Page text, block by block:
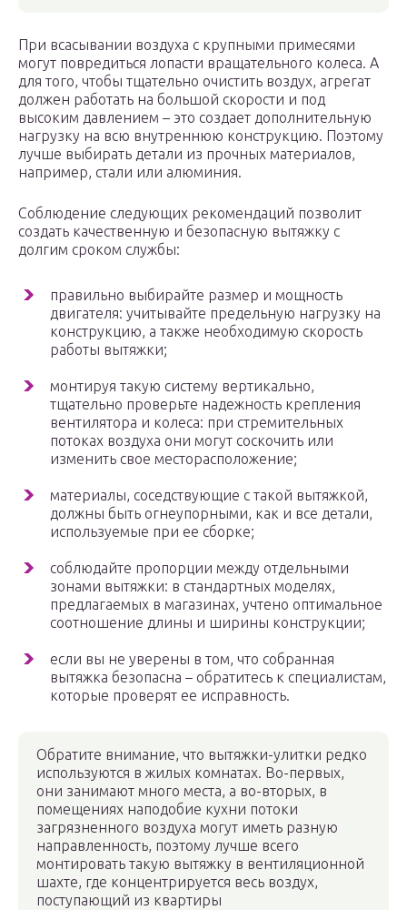
При всасывании воздуха с крупными примесями
могут повредиться лопасти вращательного колеса. А
для того, чтобы тщательно очистить воздух, агрегат
должен работать на большой скорости и под
высоким давлением – это создает дополнительную
нагрузку на всю внутреннюю конструкцию. Поэтому
лучше выбирать детали из прочных материалов,
например, стали или алюминия.
Соблюдение следующих рекомендаций позволит
создать качественную и безопасную вытяжку с
долгим сроком службы:
правильно выбирайте размер и мощность
двигателя: учитывайте предельную нагрузку на
конструкцию, а также необходимую скорость
работы вытяжки;
монтируя такую систему вертикально,
тщательно проверьте надежность крепления
вентилятора и колеса: при стремительных
потоках воздуха они могут соскочить или
изменить свое месторасположение;
материалы, соседствующие с такой вытяжкой,
должны быть огнеупорными, как и все детали,
используемые при ее сборке;
соблюдайте пропорции между отдельными
зонами вытяжки: в стандартных моделях,
предлагаемых в магазинах, учтено оптимальное
соотношение длины и ширины конструкции;
если вы не уверены в том, что собранная
вытяжка безопасна – обратитесь к специалистам,
которые проверят ее исправность.
Обратите внимание, что вытяжки-улитки редко
используются в жилых комнатах. Во-первых,
они занимают много места, а во-вторых, в
помещениях наподобие кухни потоки
загрязненного воздуха могут иметь разную
направленность, поэтому лучше всего
монтировать такую вытяжку в вентиляционной
шахте, где концентрируется весь воздух,
поступающий из квартиры